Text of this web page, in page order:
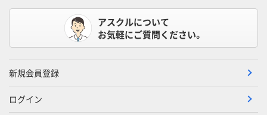
アスクルについて
お気軽にご質問ください。
新規会員登録
ログイン